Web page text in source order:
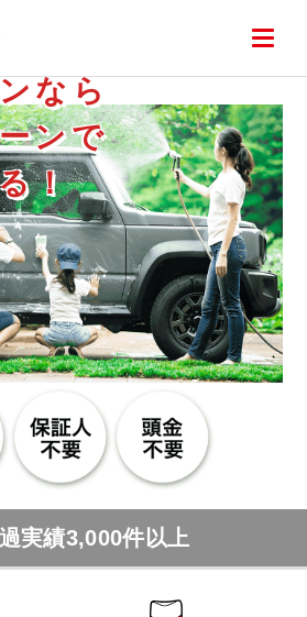
なら
ンで
！
実績3,000件以上